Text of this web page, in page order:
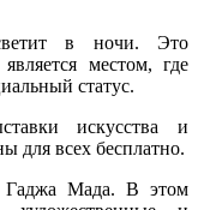
в ночи. Это
является местом, где
статус.
искусства и
для всех бесплатно.
Гаджа Мада. В этом